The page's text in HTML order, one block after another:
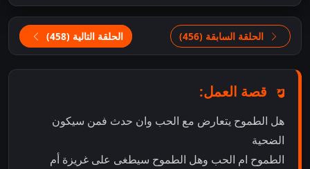
الحلقة السابقة (456) الحلقة التالية (458)
قصة العمل:
هل الطموح يتعارض مع الحب وان حدث فمن سيكون
الضحية
الطموح ام الحب وهل الطموح سيطغى على غريزة أم